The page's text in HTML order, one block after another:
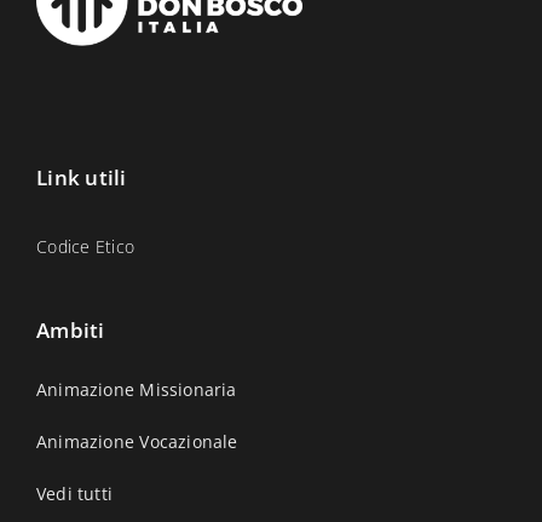
Link utili
Codice Etico
Ambiti
Animazione Missionaria
Animazione Vocazionale
Vedi tutti